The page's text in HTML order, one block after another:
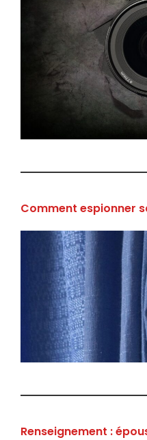
Comment espionner
Renseignement :